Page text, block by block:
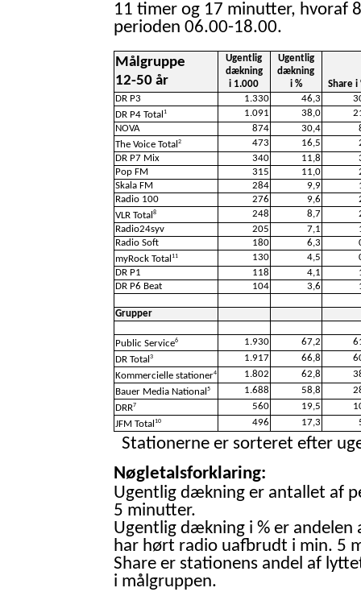
11 timer og 17 minutter, hvoraf
perioden 06.00-18.00.
Målgruppe
12-50 år
Ugentlig
dækning
i 1.000
Ugentlig
dækning
i %
Share i
DR P3
1.330 46,3
DR P4 Total 1 1.091 38,0
NOVA
874 30,4
The Voice Total 2 473 16,5
DR P7 Mix
340 11,8
Pop FM
315 11,0
Skala FM
284 9,9
Radio 100
276 9,6
VLR Total 8 248 8,7
Radio24syv
205 7,1
Radio Soft
180 6,3
myRock Total 11 130 4,5
DR P1
118 4,1
DR P6 Beat
104 3,6
Grupper
Public Service6 1.930 67,2
DR Total 3 1.917 66,8
Kommercielle stationer4 1.802 62,8
Bauer Media National 5 1.688 58,8
DRR7 560 19,5
JFM Total 10 496 17,3
Stationerne er sorteret efter
Nøgletalsforklaring:
Ugentlig dækning er antallet af
5 minutter.
Ugentlig dækning i % er
har hørt radio uafbrudt i min. 5
Share er stationens andel af
i målgruppen.